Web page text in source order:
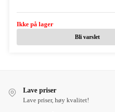
Ikke på lager
Bli varslet
Lave priser
Lave priser, høy kvalitet!